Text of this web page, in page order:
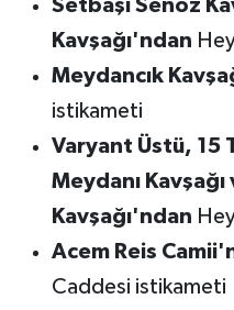
Setbaşı Senöz
Kavşağı'ndan
Meydancık
istikameti
Varyant Üstü, 15
Meydanı Kavşağı
Kavşağı'ndan
Acem Reis
Caddesi istikameti